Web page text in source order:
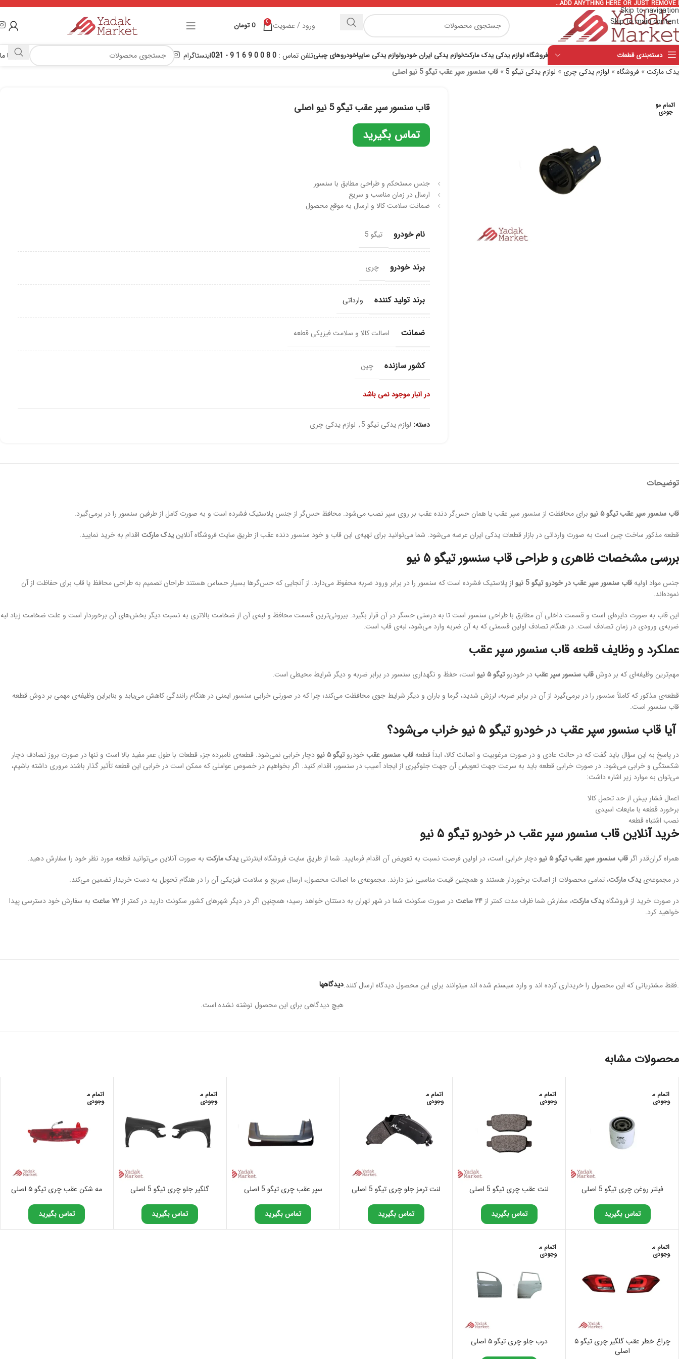
Skip to navigation
Skip to main content
ADD ANYTHING HERE OR JUST REMOVE
ورود / عضویت 0
0 تومان
دسته‌بندی قطعات فروشگاه لوازم یدکی یدک مارکتلوازم یدکی ایران خودرولوازم یدکی سایپاخودروهای چینیتلفن تماس : 0 8 0 0 9 6 1 9 - 021 اینستاگرام
تماس با ما
یدک مارکت» فروشگاه» لوازم یدکی چری » لوازم یدکی تیگو 5 » قاب سنسور سپر عقب تیگو 5 نیو اصلی
اتمام مو
جودی قاب سنسور سپر عقب تیگو 5 نیو اصلی
تماس بگیرید
جنس مستحکم و طراحی مطابق با سنسور
ارسال در زمان مناسب و سریع
ضمانت سلامت کالا و ارسال به موقع محصول
نام خودرو تیگو 5
برند خودرو چری
برند تولید کننده وارداتی
ضمانت اصالت کالا و سلامت فیزیکی قطعه
کشور سازنده چین
در انبار موجود نمی باشد
دسته: لوازم یدکی تیگو 5 , لوازم یدکی چری
توضیحات
قاب سنسور سپر عقب تیگو ۵ نیو
برای محافظت از سنسور سپر عقب یا همان حس‌گر دنده عقب بر روی سپر نصب می‌شود. محافظ حس‌گر از جنس پلاستیک فشرده است و به صورت کامل از طرفین سنسور را در برمی‌گیرد.
قطعه مذکور ساخت چین است به صورت وارداتی در بازار قطعات یدکی ایران عرضه می‌شود. شما می‌توانید برای تهیه‌ی این قاب و خود سنسور دنده عقب از طریق سایت فروشگاه آنلاین یدک مارکت اقدام به خرید نمایید.
بررسی مشخصات ظاهری و طراحی قاب سنسور تیگو ۵ نیو
جنس مواد اولیهقاب سنسور سپر عقب در خودرو تیگو 5 نیو
از پلاستیک فشرده است که سنسور را در برابر ورود ضربه محفوظ می‌دارد. از آنجایی که حس‌گرها بسیار حساس هستند طراحان تصمیم به طراحی محافظ یا قاب برای حفاظت از آن
نموده‌اند.
این قاب به صورت دایره‌ای است و قسمت داخلی آن مطابق با طراحی سنسور است تا به درستی حسگر در آن قرار بگیرد. بیرونی‌ترین قسمت محافظ و لبه‌ی آن از ضخامت بالاتری به نسبت دیگر بخش‌های آن برخوردار است و علت ضخامت زیاد لبه
ضربه‌ی ورودی در زمان تصادف است. در هنگام تصادف اولین قسمتی که به آن ضربه وارد می‌شود، لبه‌ی قاب است.
عملکرد و وظایف قطعه قاب سنسور سپر عقب
مهم‌ترین وظیفه‌ای که بر دوش قاب سنسور سپر عقبدر خودروتیگو ۵ نیو
است، حفظ و نگهداری سنسور در برابر ضربه و دیگر شرایط محیطی است.
قطعه‌ی مذکور که کاملاً سنسور را در برمی‌گیرد از آن در برابر ضربه، لرزش شدید، گرما و باران و دیگر شرایط جوی محافظت می‌کند؛ چرا که در صورتی خرابی سنسور ایمنی در هنگام رانندگی کاهش می‌یابد و بنابراین وظیفه‌ی مهمی بر دوش قطعه‌
قاب سنسور است.
آیا قاب سنسور سپر عقب در خودرو تیگو ۵ نیو خراب می‌شود؟
در پاسخ به این سؤال باید گفت که در حالت عادی و در صورت مرغوبیت و اصالت کالا، ابداً قطعه‌قاب سنسور عقبخودروتیگو ۵ نیو
دچار خرابی نمی‌شود. قطعه‌ی نامبرده جزء قطعات با طول عمر مفید بالا است و تنها در صورت بروز تصادف دچار
شکستگی و خرابی می‌شود. در صورت خرابی قطعه باید به سرعت جهت تعویض آن جهت جلوگیری از ایجاد آسیب در سنسور، اقدام کنید. اگر بخواهیم در خصوص عواملی که ممکن است در خرابی این قطعه تأثیر گذار باشند مروری داشته باشیم،
می‌توان به موارد زیر اشاره داشت:
اعمال فشار بیش از حد تحمل کالا
برخورد قطعه با مایعات اسیدی
نصب اشتباه قطعه
خرید آنلاین قاب سنسور سپر عقب در خودرو تیگو ۵ نیو
همراه گران‌قدر اگر قاب سنسور سپر عقب تیگو ۵ نیو دچار خرابی است، در اولین فرصت نسبت به تعویض آن اقدام فرمایید. شما از طریق سایت فروشگاه اینترنتی یدک مارکت به صورت آنلاین می‌توانید قطعه مورد نظر خود را سفارش دهید.
در مجموعه‌ی یدک مارکت، تمامی محصولات از اصالت برخوردار هستند و همچنین قیمت مناسبی نیز دارند. مجموعه‌ی ما اصالت محصول، ارسال سریع و سلامت فیزیکی آن را در هنگام تحویل به دست خریدار تضمین می‌کند.
در صورت خرید از فروشگاهیدک مارکت، سفارش شما ظرف مدت کمتر از ۲۴ ساعت در صورت سکونت شما در شهر تهران به دستتان خواهد رسید؛ همچنین اگر در دیگر شهرهای کشور سکونت دارید در کمتر از ۷۲ ساعت
به سفارش خود دسترسی پیدا
خواهید کرد.
دیدگاهها
هیچ دیدگاهی برای این محصول نوشته نشده است.
.فقط مشتریانی که این محصول را خریداری کرده اند و وارد سیستم شده اند میتوانند برای این محصول دیدگاه ارسال کنند.
محصولات مشابه
اتمام م
وجودی
فیلتر روغن چری تیگو 5 اصلی
تماس بگیرید
اتمام م
وجودی
لنت عقب چری تیگو 5 اصلی
تماس بگیرید
اتمام م
وجودی
لنت ترمز جلو چری تیگو 5 اصلی
تماس بگیرید
سپر عقب چری تیگو 5 اصلی
تماس بگیرید
اتمام م
وجودی
گلگیر جلو چری تیگو 5 اصلی
تماس بگیرید
اتمام م
وجودی
مه شکن عقب چری تیگو ۵ اصلی
تماس بگیرید
اتمام م
وجودی
چراغ خطر عقب گلگیر چری تیگو ۵
اصلی
اتمام م
وجودی
درب جلو چری تیگو ۵ اصلی